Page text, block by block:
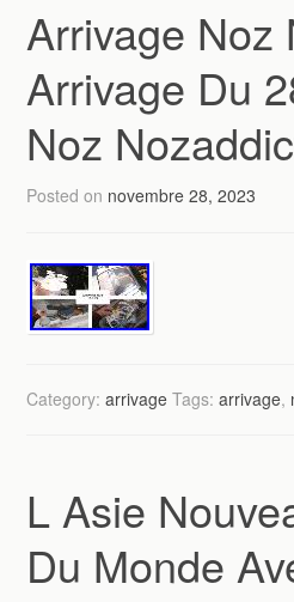
Arrivage Noz
Arrivage Du
Noz
Posted on novembre 28, 2023
Category:arrivage Tags:arrivage,
L Asie
Du Monde